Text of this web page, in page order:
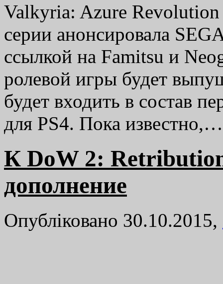
Valkyria: Azure
серии анонсировала
ссылкой на Famitsu и
ролевой игры будет
будет входить в состав
для PS4. Пока
К DoW 2:
дополнение
Опубліковано 30.10.2015,